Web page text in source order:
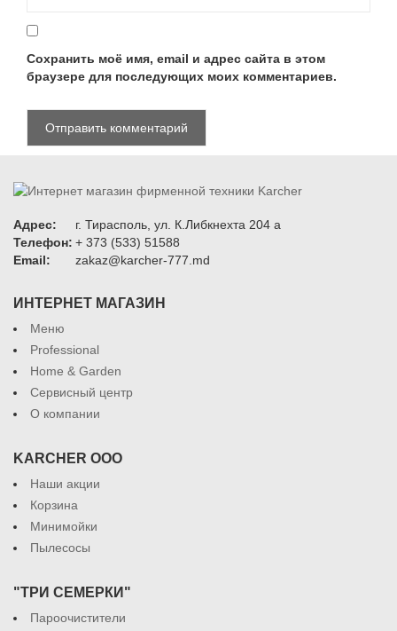
Сохранить моё имя, email и адрес сайта в этом
браузере для последующих моих комментариев.
Адрес:
г. Тирасполь, ул. К.Либкнехта 204 а
Телефон: + 373 (533) 51588
Email:
zakaz@karcher-777.md
ИНТЕРНЕТ МАГАЗИН
Меню
Professional
Home & Garden
Сервисный центр
О компании
KARCHER ООО
Наши акции
Корзина
Минимойки
Пылесосы
"ТРИ СЕМЕРКИ"
Пароочистители